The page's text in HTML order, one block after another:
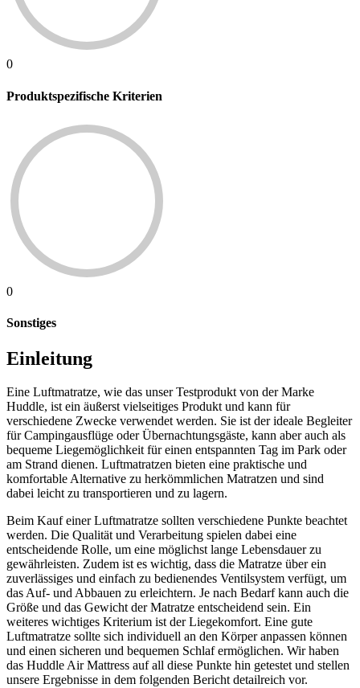
0
Produktspezifische Kriterien
0
Sonstiges
Einleitung
Eine Luftmatratze, wie das unser Testprodukt von der Marke
Huddle, ist ein äußerst vielseitiges Produkt und kann für
verschiedene Zwecke verwendet werden. Sie ist der ideale Begleiter
für Campingausflüge oder Übernachtungsgäste, kann aber auch als
bequeme Liegemöglichkeit für einen entspannten Tag im Park oder
am Strand dienen. Luftmatratzen bieten eine praktische und
komfortable Alternative zu herkömmlichen Matratzen und sind
dabei leicht zu transportieren und zu lagern.
Beim Kauf einer Luftmatratze sollten verschiedene Punkte beachtet
werden. Die Qualität und Verarbeitung spielen dabei eine
entscheidende Rolle, um eine möglichst lange Lebensdauer zu
gewährleisten. Zudem ist es wichtig, dass die Matratze über ein
zuverlässiges und einfach zu bedienendes Ventilsystem verfügt, um
das Auf- und Abbauen zu erleichtern. Je nach Bedarf kann auch die
Größe und das Gewicht der Matratze entscheidend sein. Ein
weiteres wichtiges Kriterium ist der Liegekomfort. Eine gute
Luftmatratze sollte sich individuell an den Körper anpassen können
und einen sicheren und bequemen Schlaf ermöglichen. Wir haben
das Huddle Air Mattress auf all diese Punkte hin getestet und stellen
unsere Ergebnisse in dem folgenden Bericht detailreich vor.